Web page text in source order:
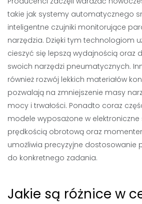
takie jak systemy automatycznego
inteligentne czujniki monitorujące
narzędzia. Dzięki tym technologiom
cieszyć się lepszą wydajnością oraz
swoich narzędzi pneumatycznych.
również rozwój lekkich materiałów
pozwalają na zmniejszenie masy
mocy i trwałości. Ponadto coraz
modele wyposażone w elektroniczne
prędkością obrotową oraz
umożliwia precyzyjne dostosowanie
do konkretnego zadania.
Jakie są różnice w